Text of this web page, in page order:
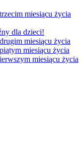
miesiącu życia
dla dzieci!
miesiącu życia
miesiącu życia
miesiącu życia